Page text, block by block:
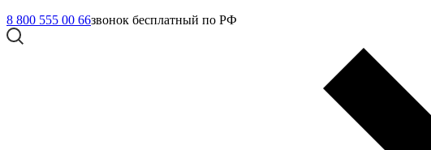
8 800 555 00 66звонок бесплатный по РФ